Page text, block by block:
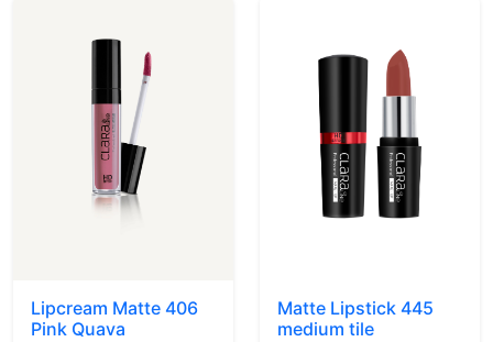
Lipcream Matte 406
Pink Quava
Matte Lipstick 445
medium tile